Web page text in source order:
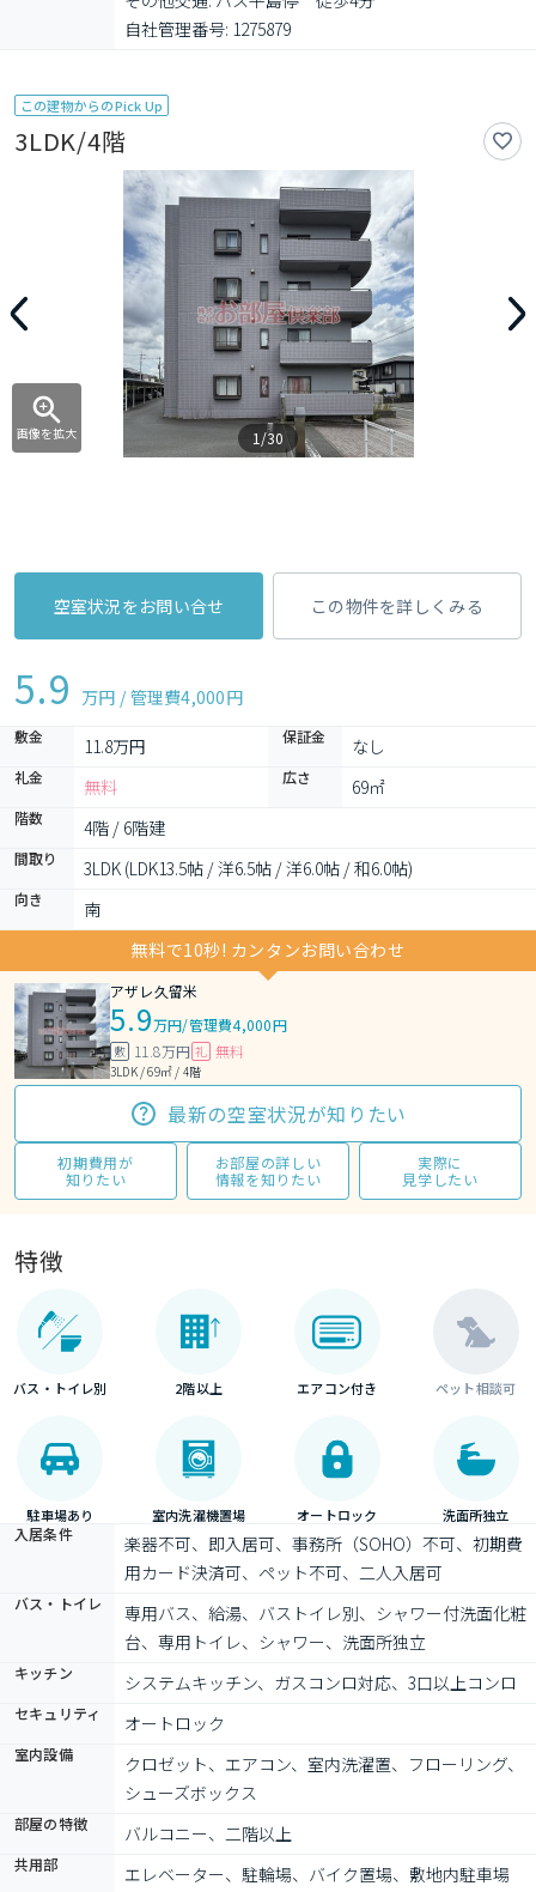
自社管理番号: 1275879
この建物からのPick Up
3LDK/4階
画像を拡大 1/30
空室状況をお問い合せ この物件を詳しくみる
5.9 万円 / 管理費4,000円
敷金 11.8万円 保証金 なし
礼金 無料 広さ 69㎡
階数 4階 / 6階建
間取り 3LDK (LDK13.5帖 / 洋6.5帖 / 洋6.0帖 / 和6.0帖)
向き
南
無料で10秒! カンタンお問い合わせ
アザレ久留米
5.9万円/管理費4,000円
敷 11.8万円 礼 無料
3LDK / 69㎡ / 4階
最新の空室状況が知りたい
初期費用が
知りたい
お部屋の詳しい
情報を知りたい
実際に
見学したい
特徴
バス・トイレ別 2階以上 エアコン付き ペット相談可
駐車場あり 室内洗濯機置場 オートロック 洗面所独立
入居条件
楽器不可、即入居可、事務所（SOHO）不可、初期費
用カード決済可、ペット不可、二人入居可
バス・トイレ
専用バス、給湯、バストイレ別、シャワー付洗面化粧
台、専用トイレ、シャワー、洗面所独立
キッチン システムキッチン、ガスコンロ対応、3口以上コンロ
セキュリティ オートロック
室内設備
クロゼット、エアコン、室内洗濯置、フローリング、
シューズボックス
部屋の特徴 バルコニー、二階以上
共用部 エレベーター、駐輪場、バイク置場、敷地内駐車場